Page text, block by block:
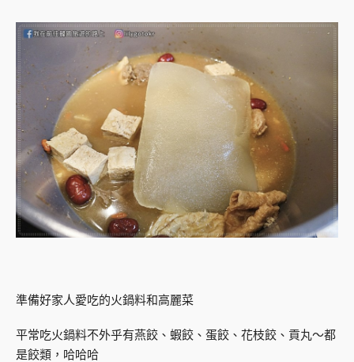
準備好家人愛吃的火鍋料和高麗菜
平常吃火鍋料不外乎有燕餃、蝦餃、蛋餃、花枝餃、貢丸～都
是餃類，哈哈哈